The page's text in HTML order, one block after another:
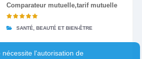
Comparateur mutuelle,tarif mutuelle
SANTÉ, BEAUTÉ ET BIEN-ÊTRE
nécessite l'autorisation de